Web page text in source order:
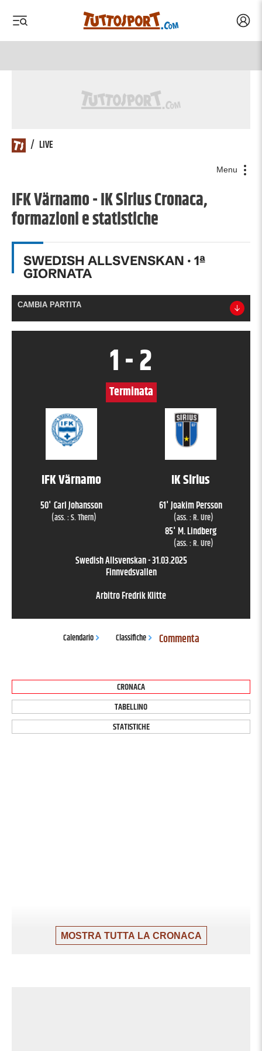
/ LIVE
Menu
IFK Värnamo - IK Sirius Cronaca,
formazioni e statistiche
SWEDISH ALLSVENSKAN · 1ª
GIORNATA
CAMBIA PARTITA
IFK Värnamo
50' Carl Johansson
(ass. :S. Thern)
IK Sirius
61' Joakim Persson
(ass. :R. Ure)
85' M. Lindberg
(ass. :R. Ure)
1-2
Terminata
Swedish Allsvenskan-31.03.2025
Finnvedsvallen
ArbitroFredrik Klitte
Calendario Classifiche Commenta
CRONACA
TABELLINO
STATISTICHE
MOSTRA TUTTA LA CRONACA